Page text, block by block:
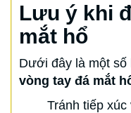
Lưu ý khi
mắt hổ
Dưới đây là một số
vòng tay đá mắt
Tránh tiếp